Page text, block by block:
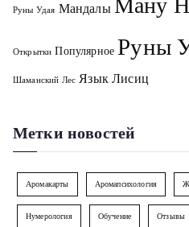
Руны Удая Мандалы Ману
Открытки Популярное Руны
Шаманский Лес Язык Лисиц
Метки новостей
Аромакарты Аромапсихология
Нумерология Обучение Отзывы